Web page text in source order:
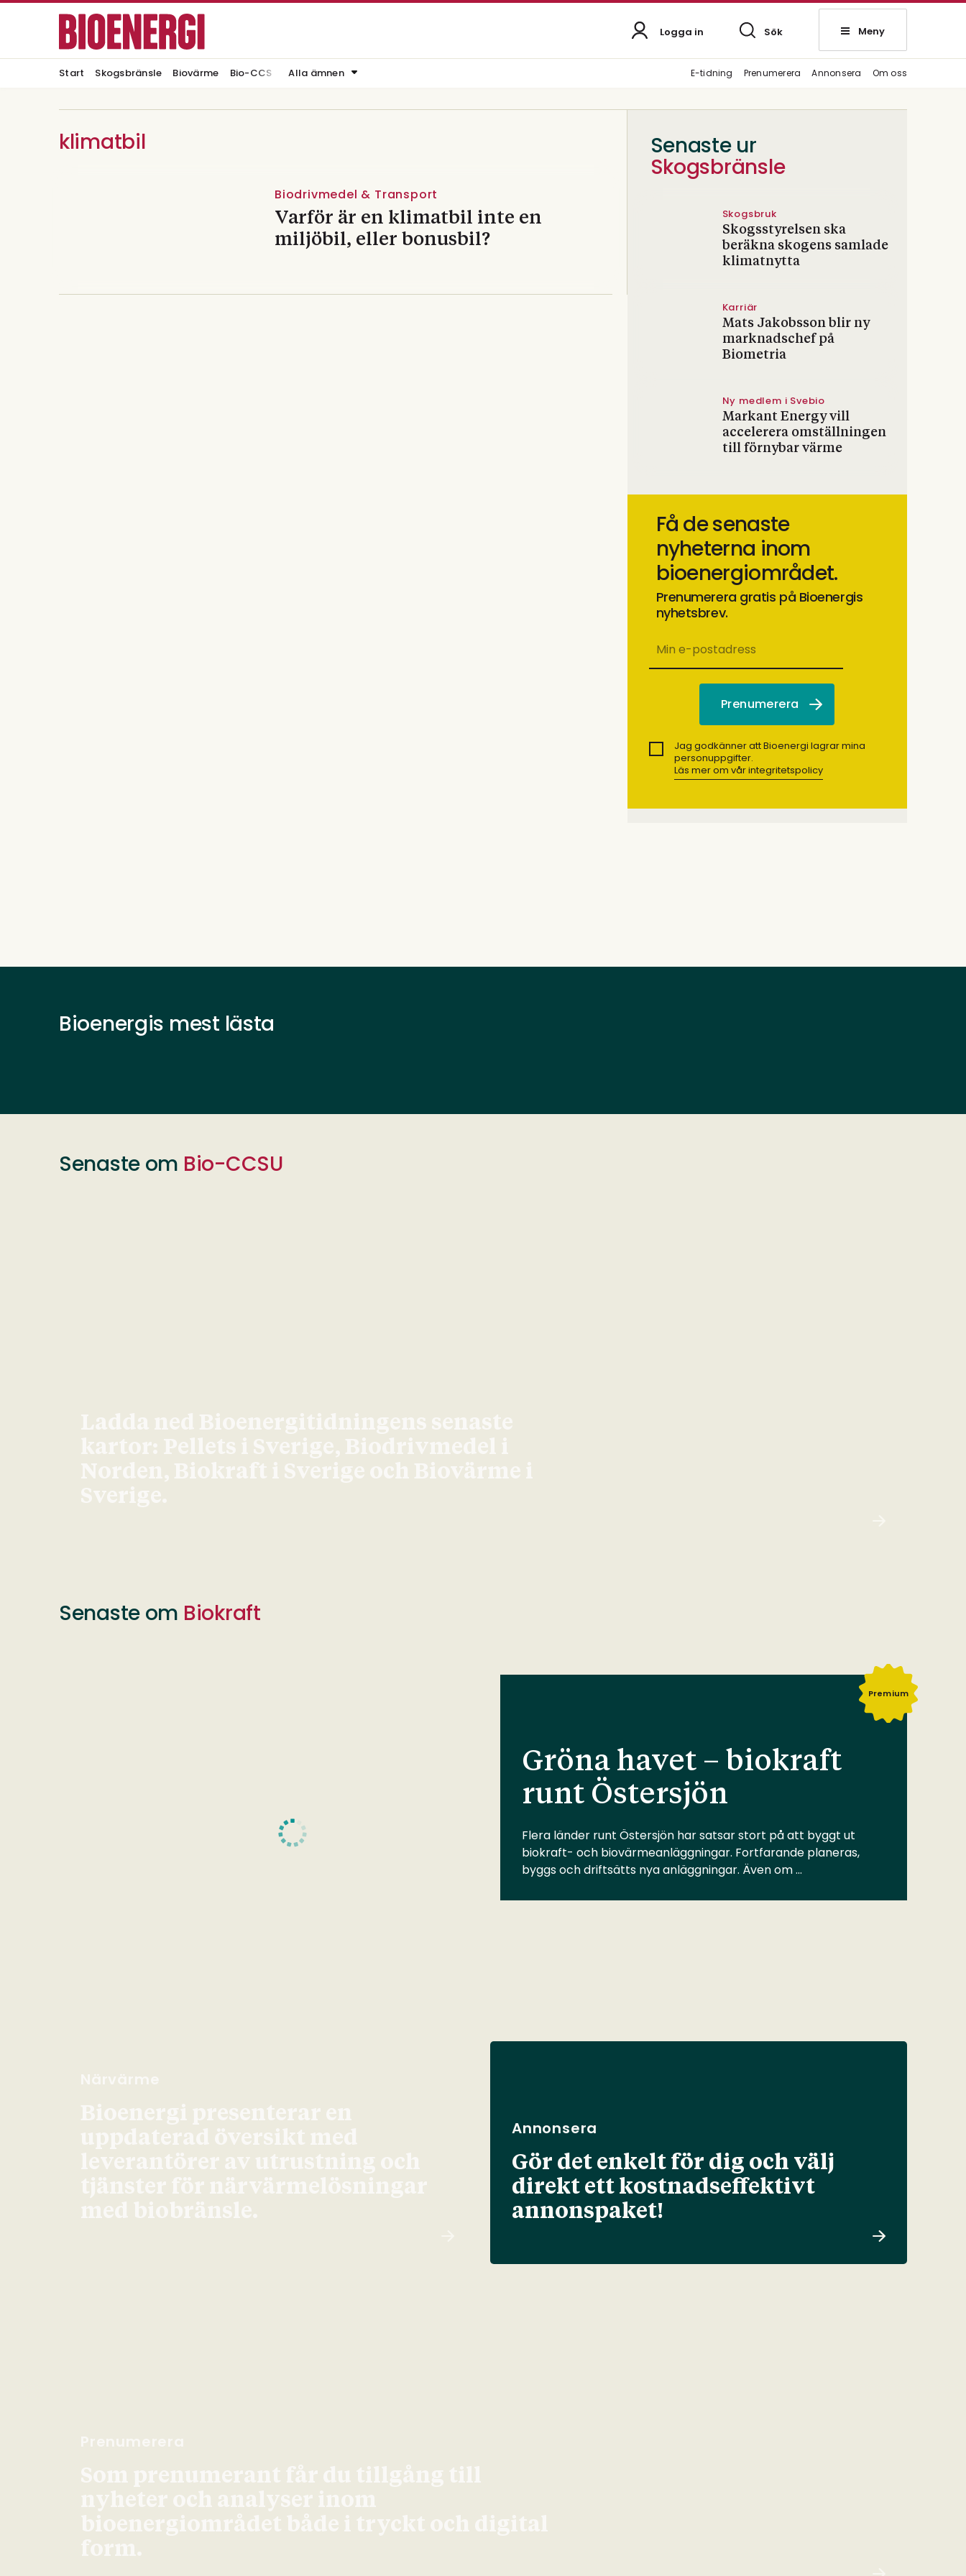
Logga in Sök Meny
Start Skogsbränsle Biovärme Bio-CCS Alla ämnen E-tidning Prenumerera Annonsera Om oss
klimatbil
Biodrivmedel & Transport
Varför är en klimatbil inte en
miljöbil, eller bonusbil?
Senaste ur
Skogsbränsle
Skogsbruk
Skogsstyrelsen ska
beräkna skogens samlade
klimatnytta
Karriär
Mats Jakobsson blir ny
marknadschef på
Biometria
Ny medlem i Svebio
Markant Energy vill
accelerera omställningen
till förnybar värme
Få de senaste
nyheterna inom
bioenergiområdet.
Prenumerera gratis på Bioenergis
nyhetsbrev.
Jag godkänner att Bioenergi lagrar mina
personuppgifter.
Läs mer om vår integritetspolicy
Bioenergis mest lästa
Senaste om Bio-CCSU
Ladda ned Bioenergitidningens senaste
kartor: Pellets i Sverige, Biodrivmedel i
Norden, Biokraft i Sverige och Biovärme i
Sverige.
Senaste om Biokraft
Premium
Gröna havet – biokraft
runt Östersjön
Flera länder runt Östersjön har satsar stort på att byggt ut
biokraft- och biovärmeanläggningar. Fortfarande planeras,
byggs och driftsätts nya anläggningar. Även om …
Närvärme
Bioenergi presenterar en
uppdaterad översikt med
leverantörer av utrustning och
tjänster för närvärmelösningar
med biobränsle.
Annonsera
Gör det enkelt för dig och välj
direkt ett kostnadseffektivt
annonspaket!
Prenumerera
Som prenumerant får du tillgång till
nyheter och analyser inom
bioenergiområdet både i tryckt och digital
form.